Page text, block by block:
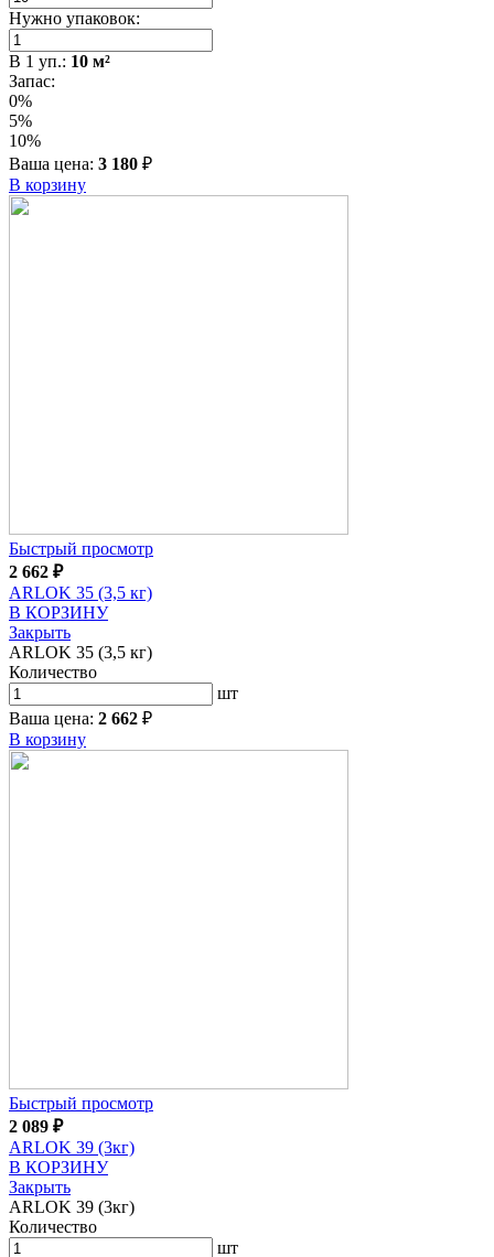
Нужно упаковок:
В 1 уп.: 10 м²
Запас:
0%
5%
10%
Ваша цена: 3 180 ₽
В корзину
Быстрый просмотр
2 662 ₽
ARLOK 35 (3,5 кг)
В КОРЗИНУ
Закрыть
ARLOK 35 (3,5 кг)
Количество
шт
Ваша цена: 2 662 ₽
В корзину
Быстрый просмотр
2 089 ₽
ARLOK 39 (3кг)
В КОРЗИНУ
Закрыть
ARLOK 39 (3кг)
Количество
шт